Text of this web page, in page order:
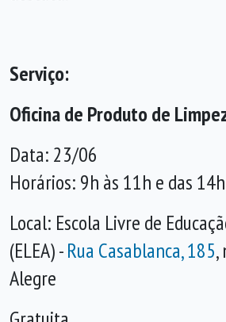
Serviço:
Oficina de Produto de
Data: 23/06
Horários: 9h às 11h e das
Local: Escola Livre de
(ELEA) -Rua Casablanca, 185,
Alegre